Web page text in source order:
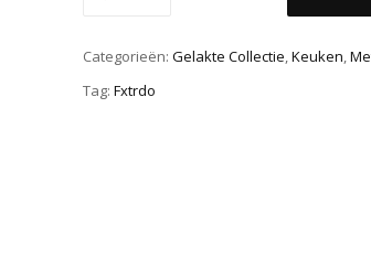
Categorieën: Gelakte Collectie,Keuken,
Tag: Fxtrdo